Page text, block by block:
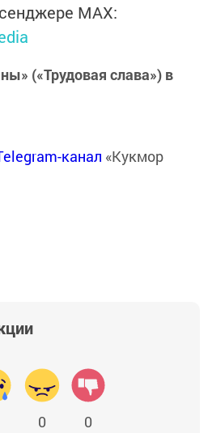
MАХ:
(«Трудовая слава») в
канал «Кукмор
0 0